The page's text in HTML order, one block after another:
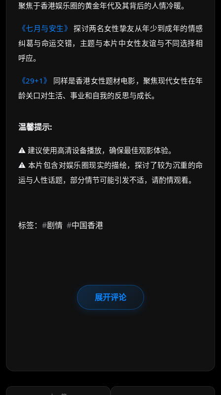
聚焦于香港娱乐圈的黄金年代及其背后的人情冷暖。
《七月与安生》 探讨两名女性挚友从年少到成年的情感
纠葛与命运交错，主题与本片中女性友谊与不同选择相
呼应。
《29+1》
同样是香港女性题材电影，聚焦现代女性在年
龄关口对生活、事业和自我的反思与成长。
温馨提示:
⚠️ 建议使用高清设备播放，确保最佳观影体验。
⚠️ 本片包含对娱乐圈现实的描绘，探讨了较为沉重的命
运与人性话题，部分情节可能引发不适，请酌情观看。
标签： #剧情 #中国香港
展开评论